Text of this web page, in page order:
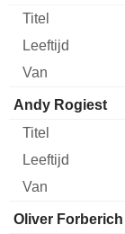
Andy Rogiest
Oliver Forberich